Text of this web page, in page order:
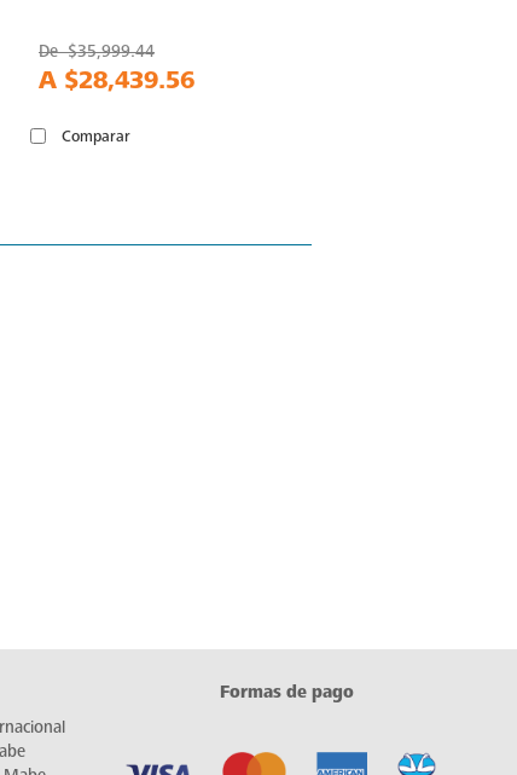
De$35,999.44
A $28,439.56
Comparar
Formas de pago